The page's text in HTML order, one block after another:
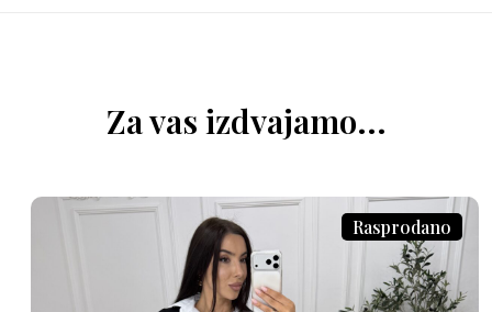
Za vas izdvajamo...
Rasprodano